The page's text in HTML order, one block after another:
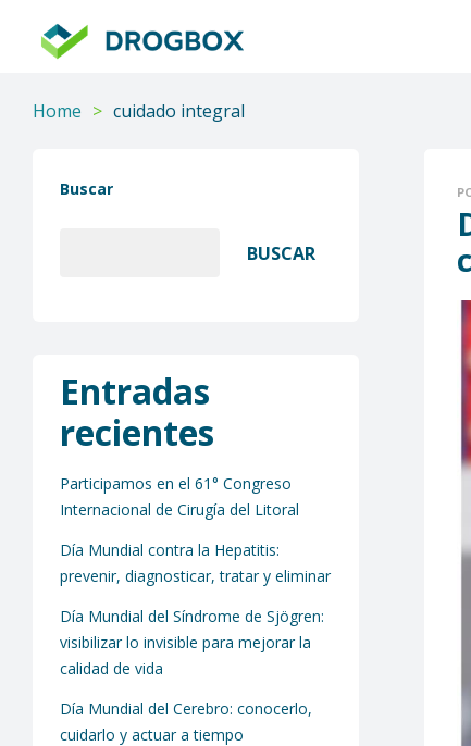
Home > cuidado integral
Buscar
BUSCAR
Entradas
recientes
Participamos en el 61° Congreso
Internacional de Cirugía del Litoral
Día Mundial contra la Hepatitis:
prevenir, diagnosticar, tratar y eliminar
Día Mundial del Síndrome de Sjögren:
visibilizar lo invisible para mejorar la
calidad de vida
Día Mundial del Cerebro: conocerlo,
cuidarlo y actuar a tiempo